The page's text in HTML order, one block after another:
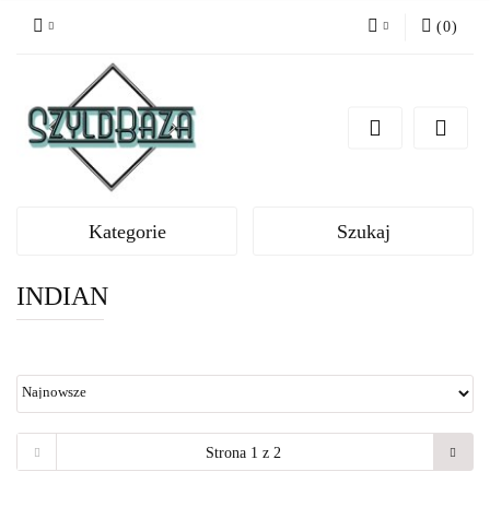
Zarejestruj się
(0)
Kategorie Szukaj
INDIAN